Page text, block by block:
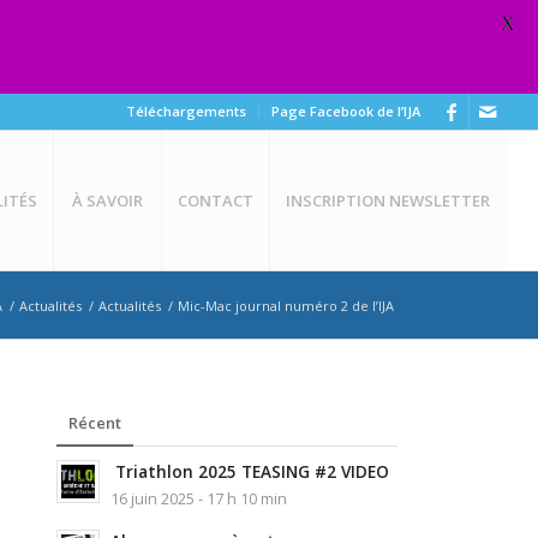
Téléchargements Page Facebook de l’IJA
À SAVOIR CONTACT INSCRIPTION NEWSLETTER
/ Actualités / Actualités / Mic-Mac journal numéro 2 de l’IJA
Récent
Triathlon 2025 TEASING #2 VIDEO
16 juin 2025 - 17 h 10 min
X